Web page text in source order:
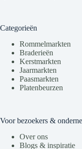
Categorieën
Rommelmarkten
Braderieën
Kerstmarkten
Jaarmarkten
Paasmarkten
Platenbeurzen
Voor bezoekers &
Over ons
Blogs & inspiratie